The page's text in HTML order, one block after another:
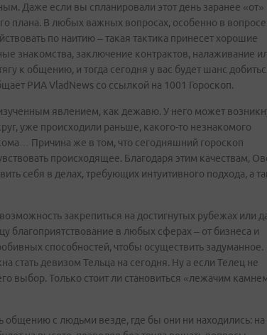
Даже если вы спланировали этот день заранее «от»
плана. В любых важных вопросах, особенно в вопросе
по наитию – такая тактика принесет хорошие
знакомства, заключение контрактов, налаживание
к общению, и тогда сегодня у вас будет шанс
РИА VladNews со ссылкой на 1001 Гороскоп.
явлением, как дежавю. У него может
уже происходили раньше, какого-то незнакомого
Причина же в том, что сегодняшний гороскоп
происходящее. Благодаря этим качествам,
себя в делах, требующих интуитивного подхода, а
закрепиться на достигнутых рубежах или
благоприятствование в любых сферах – от бизнеса и
способностей, чтобы осуществить задуманное.
стать девизом Тельца на сегодня. Ну а если Телец не
выбор. Только стоит ли становиться «лежачим
общению с людьми везде, где бы они ни находились: на